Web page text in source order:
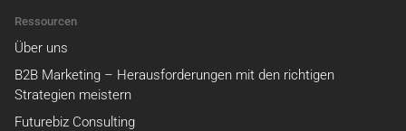
Ressourcen
Über uns
B2B Marketing – Herausforderungen mit den richtigen
Strategien meistern
Futurebiz Consulting